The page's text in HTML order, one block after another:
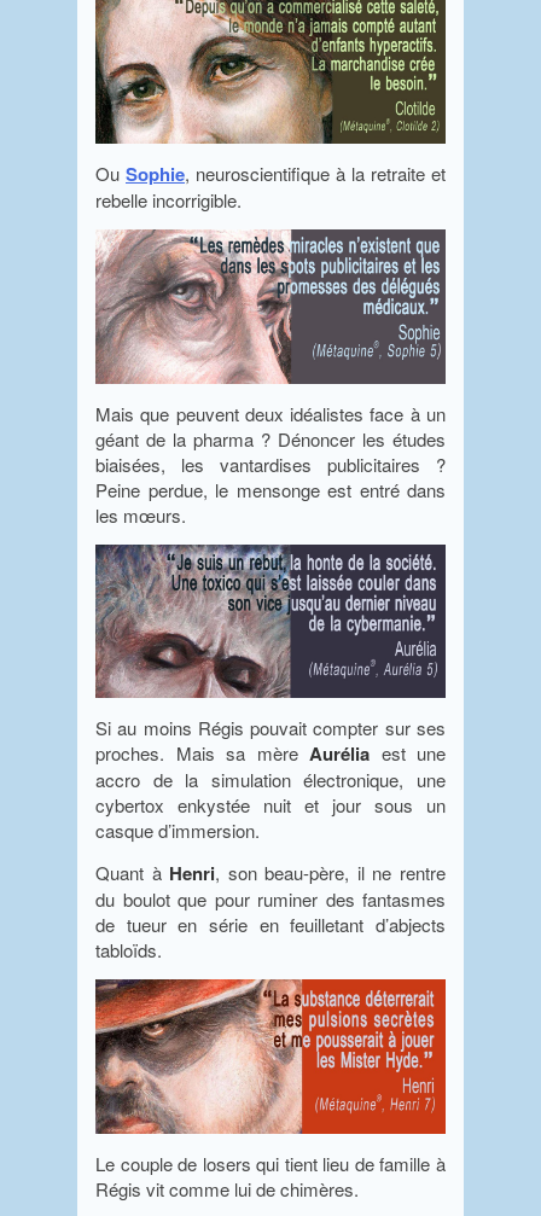
Ou Sophie, neuroscientifique à la retraite et
rebelle incorrigible.
Mais que peuvent deux idéalistes face à un
géant de la pharma ? Dénoncer les études
biaisées, les vantardises publicitaires ?
Peine perdue, le mensonge est entré dans
les mœurs.
Si au moins Régis pouvait compter sur ses
proches. Mais sa mère Aurélia est une
accro de la simulation électronique, une
cybertox enkystée nuit et jour sous un
casque d’immersion.
Quant à Henri, son beau-père, il ne rentre
du boulot que pour ruminer des fantasmes
de tueur en série en feuilletant d’abjects
tabloïds.
Le couple de losers qui tient lieu de famille à
Régis vit comme lui de chimères.